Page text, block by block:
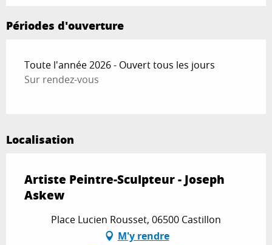
Périodes d'ouverture
Toute l'année 2026 - Ouvert tous les jours
Sur rendez-vous
Localisation
Artiste Peintre-Sculpteur - Joseph
Askew
Place Lucien Rousset, 06500 Castillon
M'y rendre